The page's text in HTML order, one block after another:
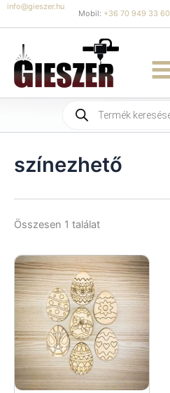
Skip
to
content
info@gieszer.hu
Mobil: +36 70 949 33 60
Products
search
színezhető
Összesen 1 találat